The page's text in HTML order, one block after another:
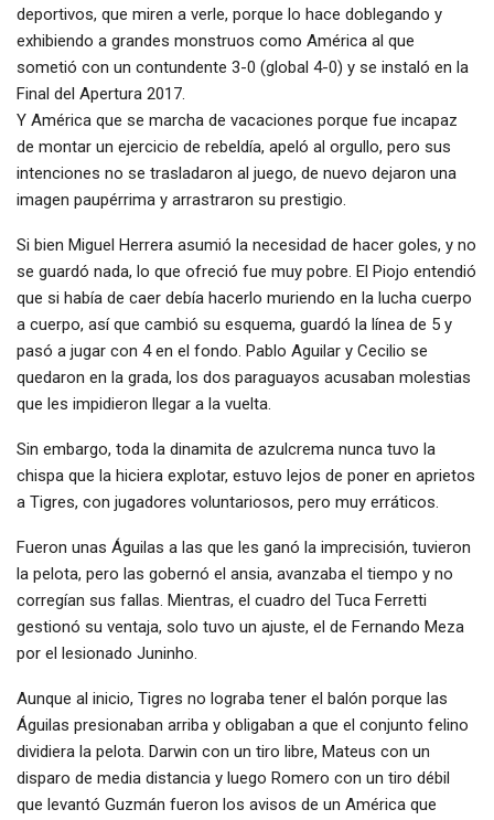
deportivos, que miren a verle, porque lo hace doblegando y
exhibiendo a grandes monstruos como América al que
sometió con un contundente 3-0 (global 4-0) y se instaló en la
Final del Apertura 2017.
Y América que se marcha de vacaciones porque fue incapaz
de montar un ejercicio de rebeldía, apeló al orgullo, pero sus
intenciones no se trasladaron al juego, de nuevo dejaron una
imagen paupérrima y arrastraron su prestigio.
Si bien Miguel Herrera asumió la necesidad de hacer goles, y no
se guardó nada, lo que ofreció fue muy pobre. El Piojo entendió
que si había de caer debía hacerlo muriendo en la lucha cuerpo
a cuerpo, así que cambió su esquema, guardó la línea de 5 y
pasó a jugar con 4 en el fondo. Pablo Aguilar y Cecilio se
quedaron en la grada, los dos paraguayos acusaban molestias
que les impidieron llegar a la vuelta.
Sin embargo, toda la dinamita de azulcrema nunca tuvo la
chispa que la hiciera explotar, estuvo lejos de poner en aprietos
a Tigres, con jugadores voluntariosos, pero muy erráticos.
Fueron unas Águilas a las que les ganó la imprecisión, tuvieron
la pelota, pero las gobernó el ansia, avanzaba el tiempo y no
corregían sus fallas. Mientras, el cuadro del Tuca Ferretti
gestionó su ventaja, solo tuvo un ajuste, el de Fernando Meza
por el lesionado Juninho.
Aunque al inicio, Tigres no lograba tener el balón porque las
Águilas presionaban arriba y obligaban a que el conjunto felino
dividiera la pelota. Darwin con un tiro libre, Mateus con un
disparo de media distancia y luego Romero con un tiro débil
que levantó Guzmán fueron los avisos de un América que